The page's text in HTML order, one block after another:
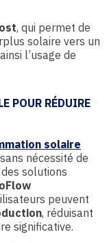
, qui permet de
solaire vers un
l’usage de
POUR RÉDUIRE
solaire
nécessité de
solutions
peuvent
, réduisant
significative.